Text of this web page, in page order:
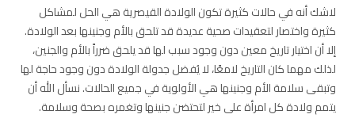
لاشك أنه في حالات كثيرة تكون الولادة القيصرية هي الحل لمشاكل
كثيرة واختصار لتعقيدات صحية عديدة قد تلحق بالأم وجنينها بعد الولادة.
إلا أن اختيار تاريخ معين دون وجود سبب لها قد يلحق ضرراً بالأم والجنين،
لذلك مهما كان التاريخ لامعًا، لا يُفضل جدولة الولادة دون وجود حاجة لها
وتبقى سلامة الأم وجنينها هي الأولوية في جميع الحالات. نسأل الله أن
يتمم ولادة كل امرأة على خير لتحتضن جنينها وتغمره بصحة وسلامة.